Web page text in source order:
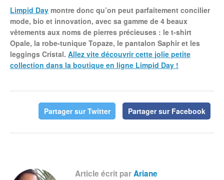
Limpid Day montre donc qu’on peut parfaitement concilier
mode, bio et innovation, avec sa gamme de 4 beaux
vêtements aux noms de pierres précieuses : le t-shirt
Opale, la robe-tunique Topaze, le pantalon Saphir et les
leggings Cristal. Allez vite découvrir cette jolie petite
collection dans la boutique en ligne Limpid Day !
Partager sur Facebook
Partager sur Twitter
Article écrit parAriane